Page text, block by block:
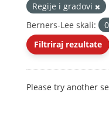
Regije i gradovi
Berners-Lee skali:
0
Filtriraj rezultate
Please try another